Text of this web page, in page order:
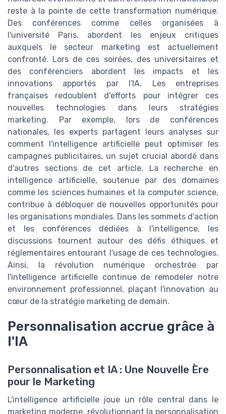
reste à la pointe de cette transformation numérique.
Des conférences comme celles organisées à
l'université Paris, abordent les enjeux critiques
auxquels le secteur marketing est actuellement
confronté. Lors de ces soirées, des universitaires et
des conférenciers abordent les impacts et les
innovations apportés par l'IA. Les entreprises
françaises redoublent d'efforts pour intégrer ces
nouvelles technologies dans leurs stratégies
marketing. Par exemple, lors de conférences
nationales, les experts partagent leurs analyses sur
comment l'intelligence artificielle peut optimiser les
campagnes publicitaires, un sujet crucial abordé dans
d'autres sections de cet article. La recherche en
intelligence artificielle, soutenue par des domaines
comme les sciences humaines et la computer science,
contribue à débloquer de nouvelles opportunités pour
les organisations mondiales. Dans les sommets d'action
et les conférences dédiées à l'intelligence, les
discussions tournent autour des défis éthiques et
réglementaires entourant l'usage de ces technologies.
Ainsi, la révolution numérique orchestrée par
l'intelligence artificielle continue de remodeler notre
environnement professionnel, plaçant l'innovation au
cœur de la stratégie marketing de demain.
Personnalisation accrue grâce à
l'IA
Personnalisation et IA : Une Nouvelle Ère
pour le Marketing
L'intelligence artificielle joue un rôle central dans le
marketing moderne, révolutionnant la personnalisation